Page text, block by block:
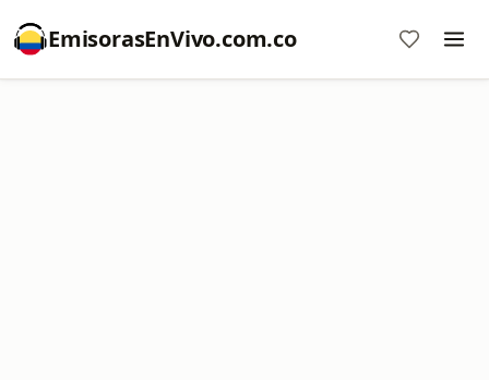
EmisorasEnVivo.com.co